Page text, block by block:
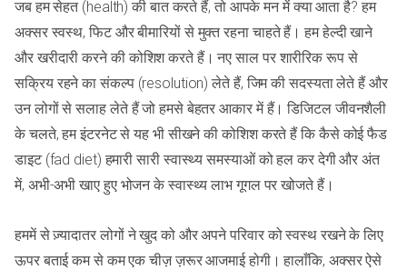
जब हम सेहत (health) की बात करते हैं, तो आपके मन में क्या आता है? हम
अक्सर स्वस्थ, फिट और बीमारियों से मुक्त रहना चाहते हैं। हम हेल्दी खाने
और खरीदारी करने की कोशिश करते हैं। नए साल पर शारीरिक रूप से
सक्रिय रहने का संकल्प (resolution) लेते हैं, जिम की सदस्यता लेते हैं और
उन लोगों से सलाह लेते हैं जो हमसे बेहतर आकार में हैं। डिजिटल जीवनशैली
के चलते, हम इंटरनेट से यह भी सीखने की कोशिश करते हैं कि कैसे कोई फैड
डाइट (fad diet) हमारी सारी स्वास्थ्य समस्याओं को हल कर देगी और अंत
में, अभी-अभी खाए हुए भोजन के स्वास्थ्य लाभ गूगल पर खोजते हैं।
हममें से ज़्यादातर लोगों ने खुद को और अपने परिवार को स्वस्थ रखने के लिए
ऊपर बताई कम से कम एक चीज़ ज़रूर आजमाई होगी। हालाँकि, अक्सर ऐसे